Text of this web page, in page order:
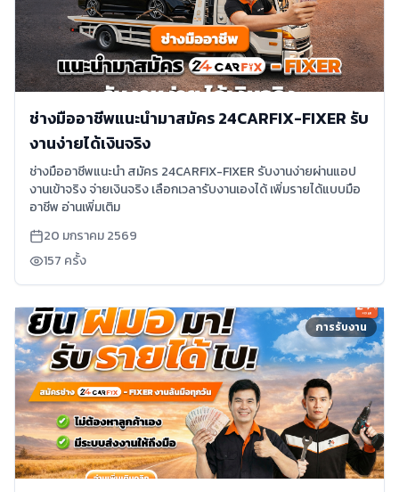
ช่างมืออาชีพแนะนำมาสมัคร 24CARFIX-FIXER รับ
งานง่ายได้เงินจริง
ช่างมืออาชีพแนะนำ สมัคร 24CARFIX-FIXER รับงานง่ายผ่านแอป
งานเข้าจริง จ่ายเงินจริง เลือกเวลารับงานเองได้ เพิ่มรายได้แบบมือ
อาชีพ อ่านเพิ่มเติม
20 มกราคม 2569
157 ครั้ง
การรับงาน